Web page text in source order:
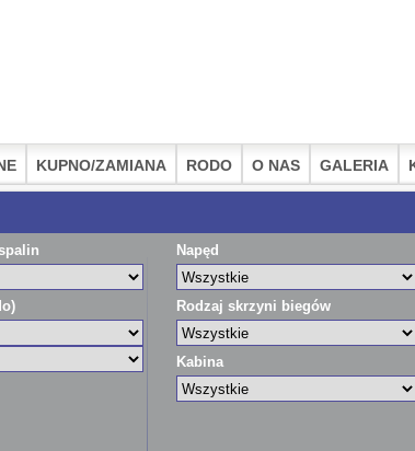
KUPNO/ZAMIANA RODO O NAS GALERIA
Napęd
Rodzaj skrzyni biegów
Kabina